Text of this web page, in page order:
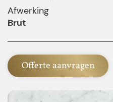
Afwerking
Brut
Offerte aanvragen